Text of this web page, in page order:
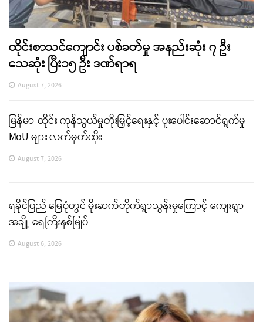
ထိုင်းစာသင်ကျောင်း ပစ်ခတ်မှု အနည်းဆုံး ၇ ဦး
သေဆုံး ပြီး၁၅ ဦး ဒဏ်ရာရ
August 7, 2026
မြန်မာ-ထိုင်း ကုန်သွယ်မှုတိုးမြှင့်ရေးနှင့် ပူးပေါင်းဆောင်ရွက်မှု
MoU များ လက်မှတ်ထိုး
August 7, 2026
ရခိုင်ပြည် မြေပုံတွင် မိုးဆက်တိုက်ရွာသွန်းမှုကြောင့် ကျေးရွာ
အချို့ ရေကြီးနစ်မြုပ်
August 6, 2026